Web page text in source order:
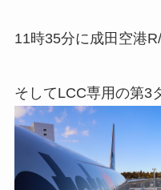
11時35分に成田空港
そしてLCC専用の第3